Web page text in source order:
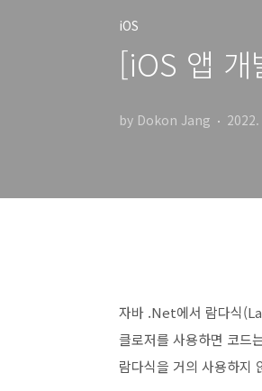
iOS
[iOS 앱
by Dokon Jang
자바 .Net에서 람다식
클로저를 사용하면 코드
람다식을 거의 사용하지